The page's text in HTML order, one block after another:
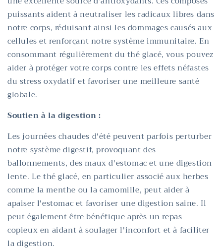
puissants aident à neutraliser les radicaux libres dans
notre corps, réduisant ainsi les dommages causés aux
cellules et renforçant notre système immunitaire. En
consommant régulièrement du thé glacé, vous pouvez
aider à protéger votre corps contre les effets néfastes
du stress oxydatif et favoriser une meilleure santé
globale.
Soutien à la digestion :
Les journées chaudes d'été peuvent parfois perturber
notre système digestif, provoquant des
ballonnements, des maux d'estomac et une digestion
lente. Le thé glacé, en particulier associé aux herbes
comme la menthe ou la camomille, peut aider à
apaiser l'estomac et favoriser une digestion saine. Il
peut également être bénéfique après un repas
copieux en aidant à soulager l'inconfort et à faciliter
la digestion.